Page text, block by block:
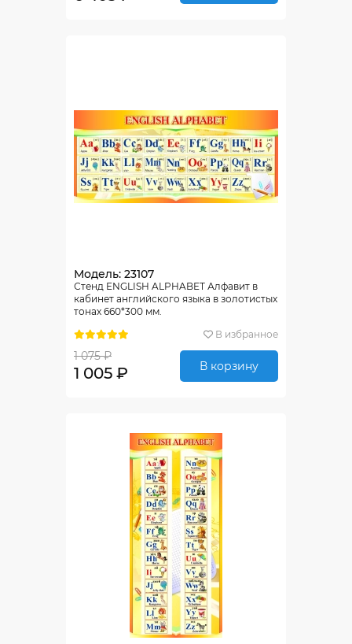
Модель: 23107
Стенд ENGLISH ALPHABET Алфавит в
кабинет английского языка в золотистых
тонах 660*300 мм.
В избранное
1 075 ₽
1 005 ₽ В корзину